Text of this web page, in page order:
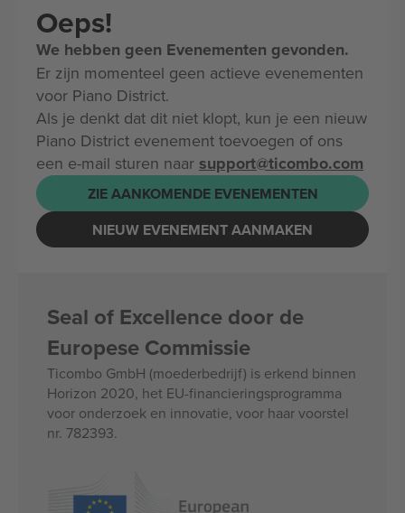
Oeps!
We hebben geen Evenementen gevonden.
Er zijn momenteel geen actieve evenementen
voor Piano District.
Als je denkt dat dit niet klopt, kun je een nieuw
Piano District evenement toevoegen of ons
een e-mail sturen naar support@ticombo.com
ZIE AANKOMENDE EVENEMENTEN
NIEUW EVENEMENT AANMAKEN
Seal of Excellence door de
Europese Commissie
Ticombo GmbH (moederbedrijf) is erkend binnen
Horizon 2020, het EU-financieringsprogramma
voor onderzoek en innovatie, voor haar voorstel
nr. 782393.